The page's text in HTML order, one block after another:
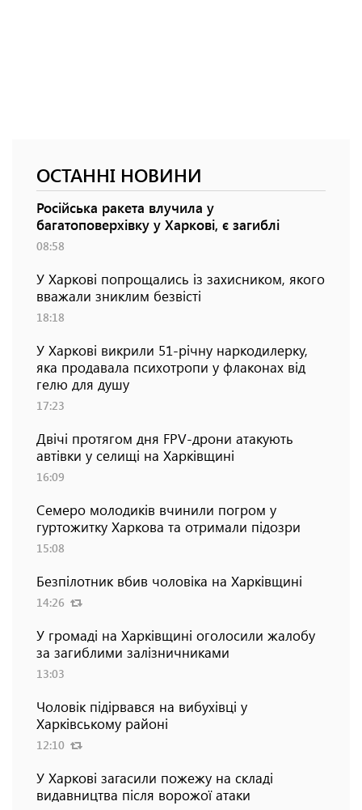
ОСТАННІ НОВИНИ
Російська ракета влучила у
багатоповерхівку у Харкові, є загиблі
08:58
У Харкові попрощались із захисником, якого
вважали зниклим безвісті
18:18
У Харкові викрили 51-річну наркодилерку,
яка продавала психотропи у флаконах від
гелю для душу
17:23
Двічі протягом дня FPV-дрони атакують
автівки у селищі на Харківщині
16:09
Семеро молодиків вчинили погром у
гуртожитку Харкова та отримали підозри
15:08
Безпілотник вбив чоловіка на Харківщині
14:26
У громаді на Харківщині оголосили жалобу
за загиблими залізничниками
13:03
Чоловік підірвався на вибухівці у
Харківському районі
12:10
У Харкові загасили пожежу на складі
видавництва після ворожої атаки